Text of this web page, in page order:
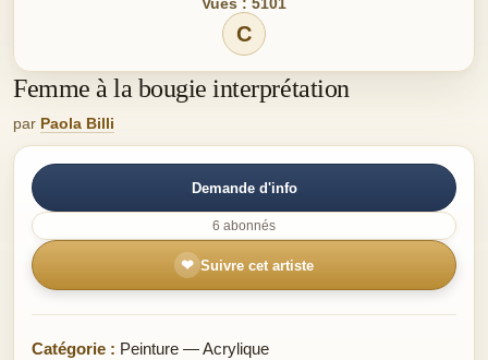
Vues : 5101
C
Femme à la bougie interprétation
par Paola Billi
Demande d'info
6 abonnés
❤ Suivre cet artiste
Catégorie : Peinture — Acrylique